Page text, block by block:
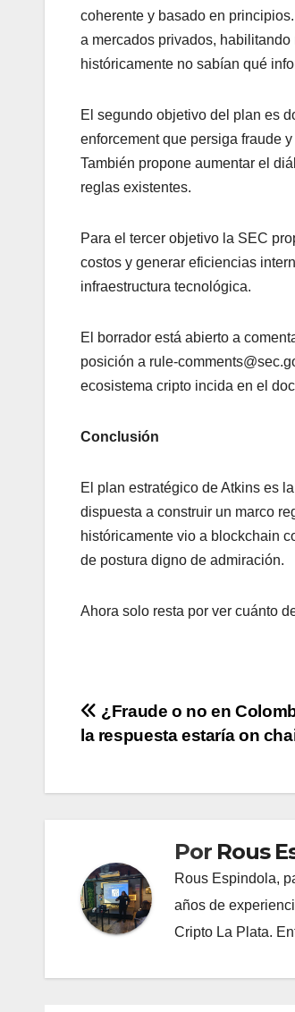
coherente y basado en
a mercados privados,
históricamente no sabían qué
El segundo objetivo del plan es
enforcement que persiga fraude
También propone aumentar el
reglas existentes.
Para el tercer objetivo la SEC
costos y generar eficiencias
infraestructura tecnológica.
El borrador está abierto a
posición a rule-
ecosistema cripto incida en el
Conclusión
El plan estratégico de Atkins es
dispuesta a construir un marco
históricamente vio a blockchain
de postura digno de admiración.
Ahora solo resta por ver cuánto
Navegación
entradas
¿Fraude o no en
la respuesta estaría on
Por Rous
Rous Espindola,
años de
Cripto La Plata.